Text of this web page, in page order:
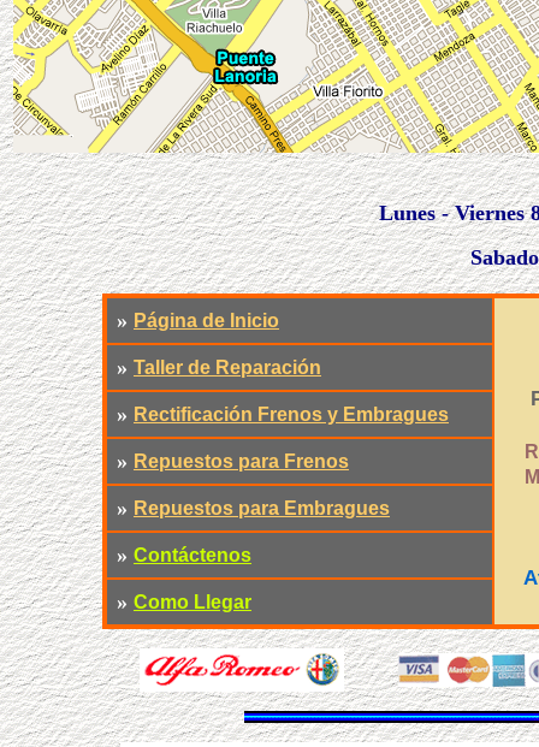
Lunes - Viernes
» Página de Inicio
» Taller de Reparación
» Rectificación Frenos y Embragues
» Repuestos para Frenos
» Repuestos para Embragues
» Contáctenos
» Como Llegar